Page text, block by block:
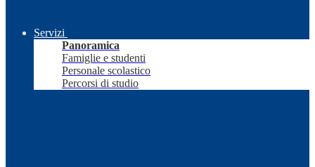
Servizi
Panoramica
Famiglie e studenti
Personale scolastico
Percorsi di studio